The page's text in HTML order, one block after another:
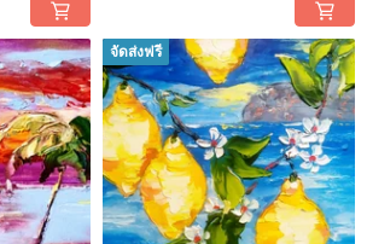
จัดส่งฟรี